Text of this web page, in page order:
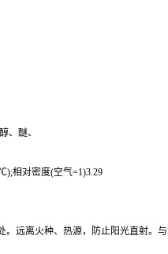
、醚、
相对密度(空气=1)3.29
。远离火种、热源，防止阳光直射。